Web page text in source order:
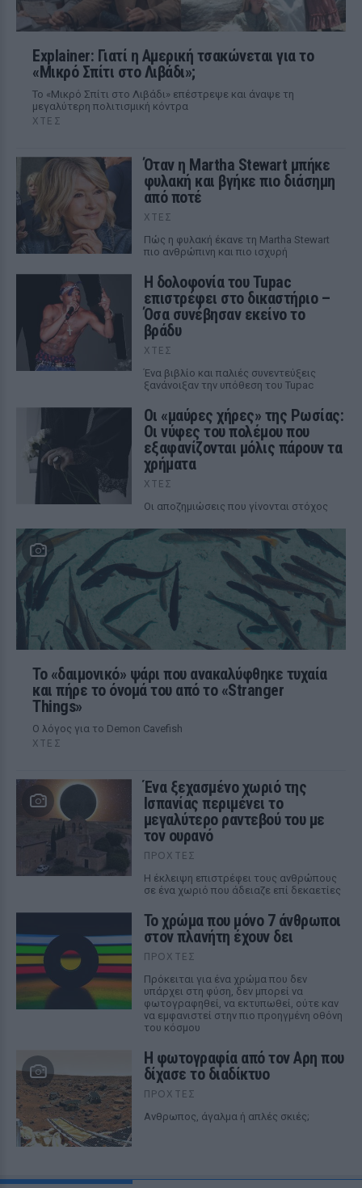
Explainer: Γιατί η Αμερική τσακώνεται για το
«Μικρό Σπίτι στο Λιβάδι»;
Το «Μικρό Σπίτι στο Λιβάδι» επέστρεψε και άναψε τη
μεγαλύτερη πολιτισμική κόντρα
ΧΤΕΣ
Όταν η Martha Stewart μπήκε
φυλακή και βγήκε πιο διάσημη
από ποτέ
ΧΤΕΣ
Πώς η φυλακή έκανε τη Martha Stewart
πιο ανθρώπινη και πιο ισχυρή
Η δολοφονία του Tupac
επιστρέφει στο δικαστήριο –
Όσα συνέβησαν εκείνο το
βράδυ
ΧΤΕΣ
Ένα βιβλίο και παλιές συνεντεύξεις
ξανάνοιξαν την υπόθεση του Tupac
Οι «μαύρες χήρες» της Ρωσίας:
Οι νύφες του πολέμου που
εξαφανίζονται μόλις πάρουν τα
χρήματα
ΧΤΕΣ
Οι αποζημιώσεις που γίνονται στόχος
Το «δαιμονικό» ψάρι που ανακαλύφθηκε τυχαία
και πήρε το όνομά του από το «Stranger
Things»
Ο λόγος για το Demon Cavefish
ΧΤΕΣ
Ένα ξεχασμένο χωριό της
Ισπανίας περιμένει το
μεγαλύτερο ραντεβού του με
τον ουρανό
ΠΡΟΧΤΈΣ
Η έκλειψη επιστρέφει τους ανθρώπους
σε ένα χωριό που άδειαζε επί δεκαετίες
Το χρώμα που μόνο 7 άνθρωποι
στον πλανήτη έχουν δει
ΠΡΟΧΤΈΣ
Πρόκειται για ένα χρώμα που δεν
υπάρχει στη φύση, δεν μπορεί να
φωτογραφηθεί, να εκτυπωθεί, ούτε καν
να εμφανιστεί στην πιο προηγμένη οθόνη
του κόσμου
Η φωτογραφία από τον Αρη που
δίχασε το διαδίκτυο
ΠΡΟΧΤΈΣ
Ανθρωπος, άγαλμα ή απλές σκιές;